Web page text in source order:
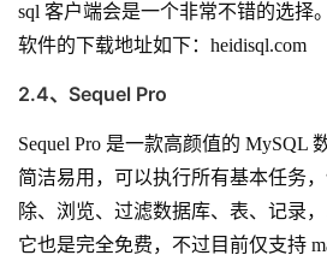
sql 客户端会是一个非常不错的选择。
软件的下载地址如下： heidisql.com
2.4、Sequel Pro
Sequel Pro 是一款高颜值的 MySQL
简洁易用，可以执行所有基本任务
除、浏览、过滤数据库、表、记录
它也是完全免费，不过目前仅支持